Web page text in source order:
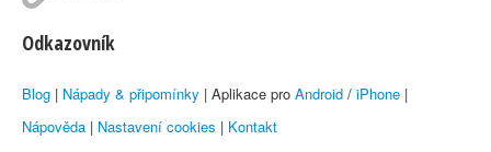
Odkazovník
Blog | Nápady & připomínky | Aplikace pro Android / iPhone |
Nápověda | Nastavení cookies | Kontakt